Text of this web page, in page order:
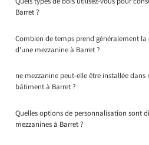
Barret ?
Combien de temps prend généralement
d'une mezzanine à Barret ?
ne mezzanine peut-elle être installée
bâtiment à Barret ?
Quelles options de personnalisation sont
mezzanines à Barret ?